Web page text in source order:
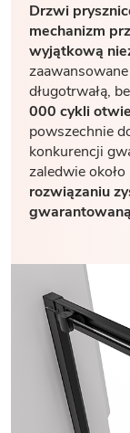
Drzwi
mechanizm
wyjątkową
długotrwałą,
000 cykli
powszechnie
konkurencji
zaledwie
rozwiązaniu